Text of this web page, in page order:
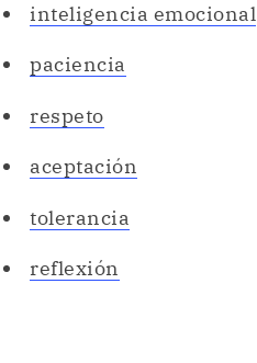
inteligencia emocional
paciencia
respeto
aceptación
tolerancia
reflexión